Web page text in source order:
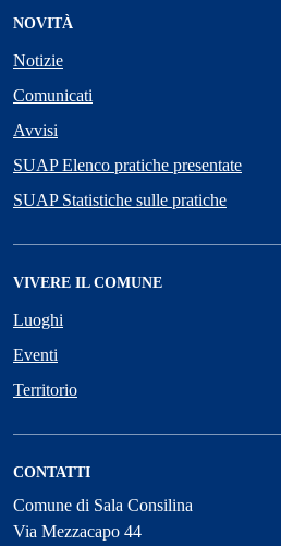
NOVITÀ
Notizie
Comunicati
Avvisi
SUAP Elenco pratiche presentate
SUAP Statistiche sulle pratiche
VIVERE IL COMUNE
Luoghi
Eventi
Territorio
CONTATTI
Comune di Sala Consilina
Via Mezzacapo 44